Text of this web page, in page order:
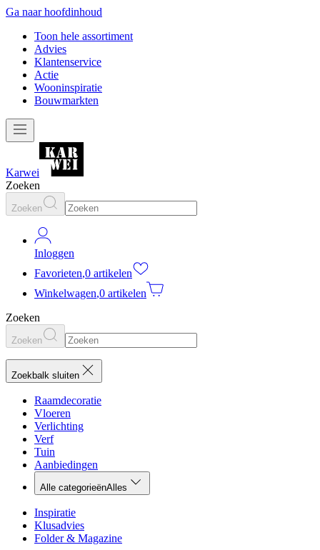
Ga naar hoofdinhoud
Toon hele assortiment
Advies
Klantenservice
Actie
Wooninspiratie
Bouwmarkten
Karwei
Zoeken
Zoeken
Inloggen
Favorieten,0 artikelen
Winkelwagen,0 artikelen
Zoeken
Zoeken
Zoekbalk sluiten
Raamdecoratie
Vloeren
Verlichting
Verf
Tuin
Aanbiedingen
Alle categorieënAlles
Inspiratie
Klusadvies
Folder & Magazine